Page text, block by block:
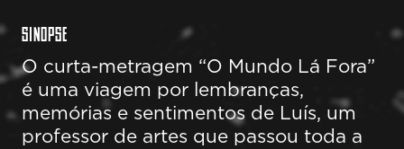
SINOPSE
O curta-metragem “O Mundo Lá Fora”
é uma viagem por lembranças,
memórias e sentimentos de Luís, um
professor de artes que passou toda a